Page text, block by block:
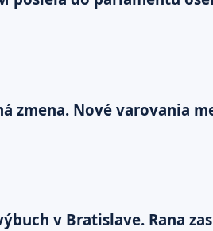
zmena. Nové varovania
v Bratislave. Rana